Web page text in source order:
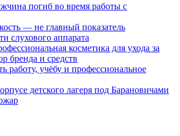
погиб во время работы с
— не главный показатель
слухового аппарата
косметика для ухода за
бренда и средств
работу, учёбу и профессиональное
детского лагеря под Барановичами